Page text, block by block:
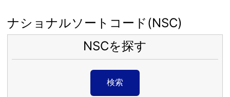
ナショナルソートコード(NSC)
NSCを探す
検索